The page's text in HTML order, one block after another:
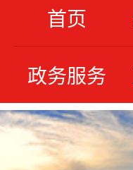
首页
政务服务